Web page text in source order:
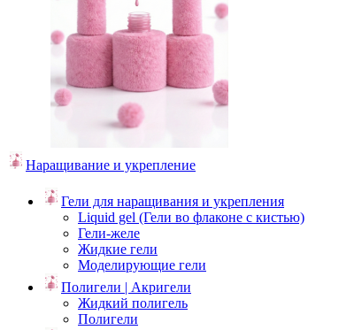
Наращивание и укрепление
Гели для наращивания и укрепления
Liquid gel (Гели во флаконе с кистью)
Гели-желе
Жидкие гели
Моделирующие гели
Полигели | Акригели
Жидкий полигель
Полигели